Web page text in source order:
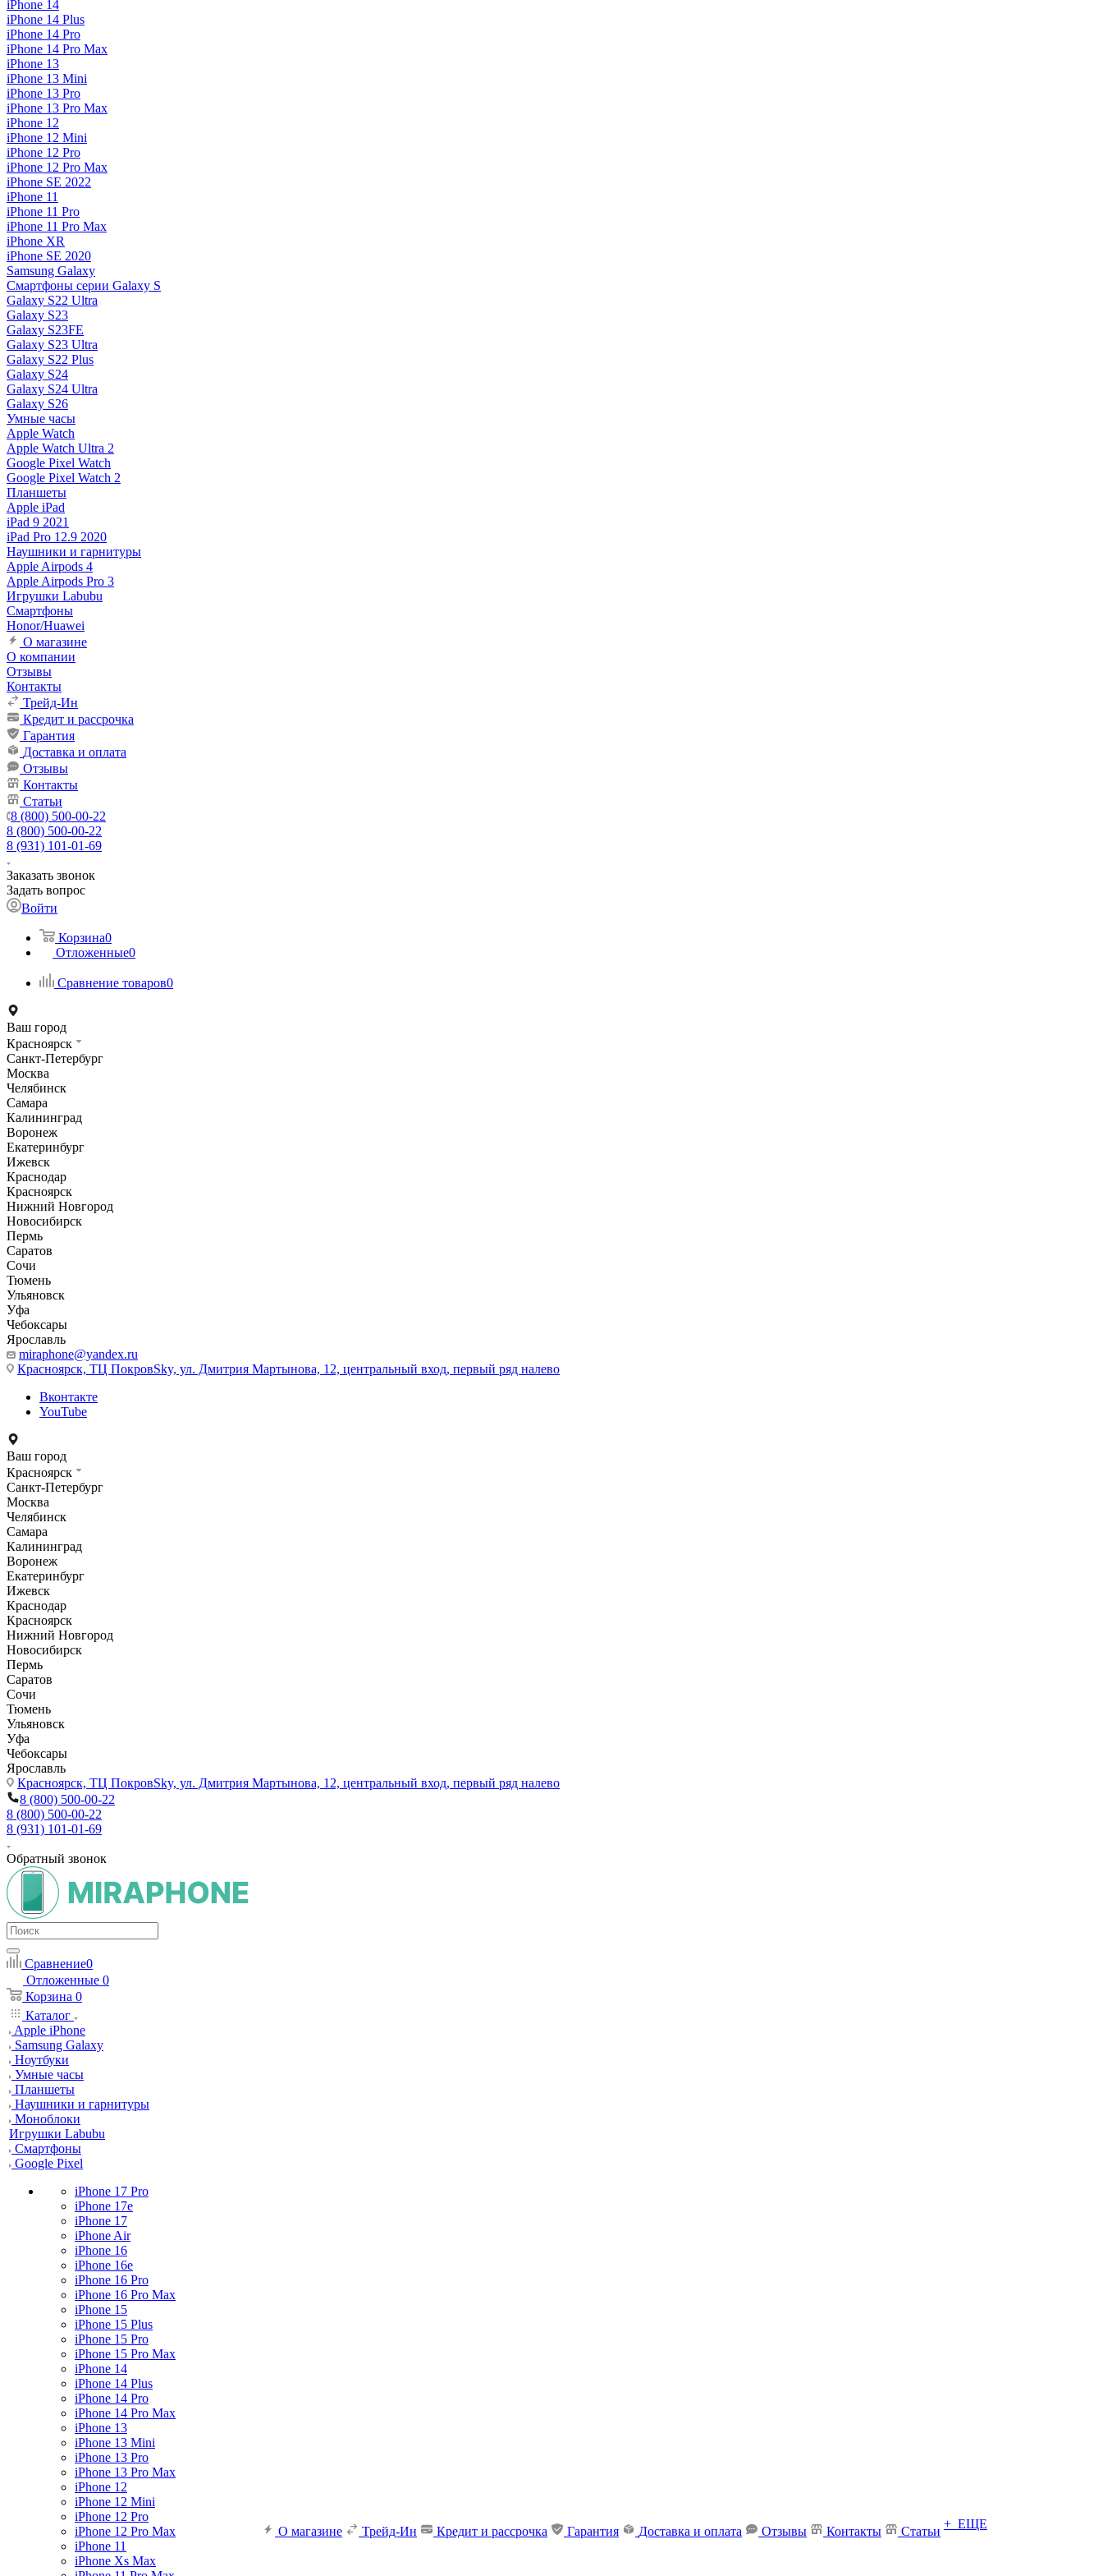
iPhone 14
iPhone 14 Plus
iPhone 14 Pro
iPhone 14 Pro Max
iPhone 13
iPhone 13 Mini
iPhone 13 Pro
iPhone 13 Pro Max
iPhone 12
iPhone 12 Mini
iPhone 12 Pro
iPhone 12 Pro Max
iPhone SE 2022
iPhone 11
iPhone 11 Pro
iPhone 11 Pro Max
iPhone XR
iPhone SE 2020
Samsung Galaxy
Смартфоны серии Galaxy S
Galaxy S22 Ultra
Galaxy S23
Galaxy S23FE
Galaxy S23 Ultra
Galaxy S22 Plus
Galaxy S24
Galaxy S24 Ultra
Galaxy S26
Умные часы
Apple Watch
Apple Watch Ultra 2
Google Pixel Watch
Google Pixel Watch 2
Планшеты
Apple iPad
iPad 9 2021
iPad Pro 12.9 2020
Наушники и гарнитуры
Apple Airpods 4
Apple Airpods Pro 3
Игрушки Labubu
Смартфоны
Honor/Huawei
О магазине
О компании
Отзывы
Контакты
Трейд-Ин
Кредит и рассрочка
Гарантия
Доставка и оплата
Отзывы
Контакты
Статьи
8 (800) 500-00-22
8 (800) 500-00-22
8 (931) 101-01-69
Заказать звонок
Задать вопрос
Войти
Корзина0
Отложенные0
Сравнение товаров0
Ваш город
Красноярск
Санкт-Петербург
Москва
Челябинск
Самара
Калининград
Воронеж
Екатеринбург
Ижевск
Краснодар
Красноярск
Нижний Новгород
Новосибирск
Пермь
Саратов
Сочи
Тюмень
Ульяновск
Уфа
Чебоксары
Ярославль
miraphone@yandex.ru
Красноярск, ТЦ ПокровSky, ул. Дмитрия Мартынова, 12, центральный вход, первый ряд налево
Вконтакте
YouTube
Ваш город
Красноярск
Санкт-Петербург
Москва
Челябинск
Самара
Калининград
Воронеж
Екатеринбург
Ижевск
Краснодар
Красноярск
Нижний Новгород
Новосибирск
Пермь
Саратов
Сочи
Тюмень
Ульяновск
Уфа
Чебоксары
Ярославль
Красноярск, ТЦ ПокровSky, ул. Дмитрия Мартынова, 12, центральный вход, первый ряд налево
8 (800) 500-00-22
8 (800) 500-00-22
8 (931) 101-01-69
Обратный звонок
Сравнение0
Отложенные 0
Корзина 0
Каталог
Apple iPhone
Samsung Galaxy
Ноутбуки
Умные часы
Планшеты
Наушники и гарнитуры
Моноблоки
Игрушки Labubu
Смартфоны
Google Pixel
iPhone 17 Pro
iPhone 17e
iPhone 17
iPhone Air
iPhone 16
iPhone 16e
iPhone 16 Pro
iPhone 16 Pro Max
iPhone 15
iPhone 15 Plus
iPhone 15 Pro
iPhone 15 Pro Max
iPhone 14
iPhone 14 Plus
iPhone 14 Pro
iPhone 14 Pro Max
iPhone 13
iPhone 13 Mini
iPhone 13 Pro
iPhone 13 Pro Max
iPhone 12
iPhone 12 Mini
iPhone 12 Pro
iPhone 12 Pro Max
iPhone 11
iPhone Xs Max
О магазине Трейд-Ин Кредит и рассрочка Гарантия Доставка и оплата Отзывы Контакты Статьи
+ ЕЩЕ